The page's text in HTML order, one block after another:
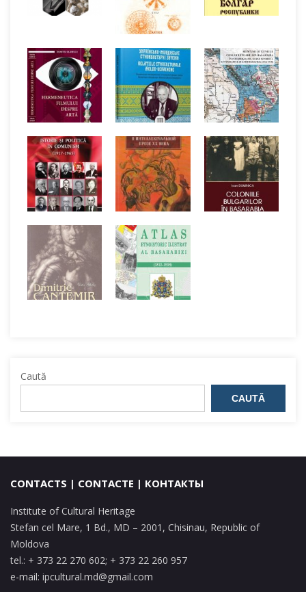
Caută
CAUTĂ
CONTACTS | CONTACTE | КОНТАКТЫ
Institute of Cultural Heritage
Stefan cel Mare, 1 Bd., MD – 2001, Chisinau, Republic of
Moldova
tel.: + 373 22 270 602; + 373 22 260 957
e-mail: ipcultural.md@gmail.com